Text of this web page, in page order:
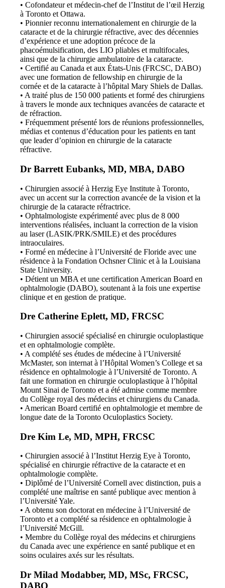
• Cofondateur et médecin-chef de l’Institut de l’œil Herzig
à Toronto et Ottawa.
• Pionnier reconnu internationalement en chirurgie de la
cataracte et de la chirurgie réfractive, avec des décennies
d’expérience et une adoption précoce de la
phacoémulsification, des LIO pliables et multifocales,
ainsi que de la chirurgie ambulatoire de la cataracte.
• Certifié au Canada et aux États-Unis (FRCSC, DABO)
avec une formation de fellowship en chirurgie de la
cornée et de la cataracte à l’hôpital Mary Shiels de Dallas.
• A traité plus de 150 000 patients et formé des chirurgiens
à travers le monde aux techniques avancées de cataracte et
de réfraction.
• Fréquemment présenté lors de réunions professionnelles,
médias et contenus d’éducation pour les patients en tant
que leader d’opinion en chirurgie de la cataracte
réfractive.
Dr Barrett Eubanks, MD, MBA, DABO
• Chirurgien associé à Herzig Eye Institute à Toronto,
avec un accent sur la correction avancée de la vision et la
chirurgie de la cataracte réfractrice.
• Ophtalmologiste expérimenté avec plus de 8 000
interventions réalisées, incluant la correction de la vision
au laser (LASIK/PRK/SMILE) et des procédures
intraoculaires.
• Formé en médecine à l’Université de Floride avec une
résidence à la Fondation Ochsner Clinic et à la Louisiana
State University.
• Détient un MBA et une certification American Board en
ophtalmologie (DABO), soutenant à la fois une expertise
clinique et en gestion de pratique.
Dre Catherine Eplett, MD, FRCSC
• Chirurgien associé spécialisé en chirurgie oculoplastique
et en ophtalmologie complète.
• A complété ses études de médecine à l’Université
McMaster, son internat à l’Hôpital Women’s College et sa
résidence en ophtalmologie à l’Université de Toronto. A
fait une formation en chirurgie oculoplastique à l’hôpital
Mount Sinai de Toronto et a été admise comme membre
du Collège royal des médecins et chirurgiens du Canada.
• American Board certifié en ophtalmologie et membre de
longue date de la Toronto Oculoplastics Society.
Dre Kim Le, MD, MPH, FRCSC
• Chirurgien associé à l’Institut Herzig Eye à Toronto,
spécialisé en chirurgie réfractive de la cataracte et en
ophtalmologie complète.
• Diplômé de l’Université Cornell avec distinction, puis a
complété une maîtrise en santé publique avec mention à
l’Université Yale.
• A obtenu son doctorat en médecine à l’Université de
Toronto et a complété sa résidence en ophtalmologie à
l’Université McGill.
• Membre du Collège royal des médecins et chirurgiens
du Canada avec une expérience en santé publique et en
soins oculaires axés sur les résultats.
Dr Milad Modabber, MD, MSc, FRCSC,
DABO